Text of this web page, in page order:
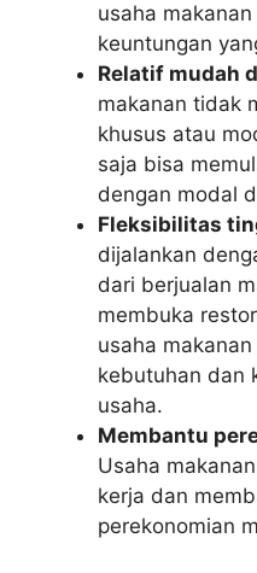
usaha
keuntungan
Relatif mudah
makanan tidak
khusus atau
saja bisa
dengan modal
Fleksibilitas
dijalankan
dari berjualan
membuka
usaha
kebutuhan dan
usaha.
Membantu
Usaha
kerja dan
perekonomian